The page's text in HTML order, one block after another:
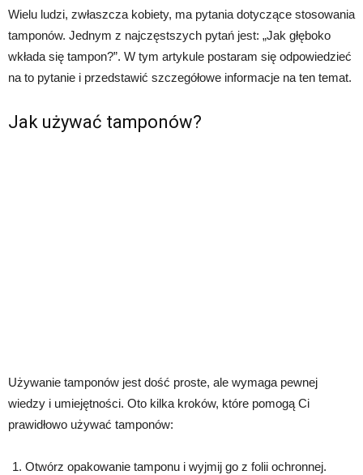
Wielu ludzi, zwłaszcza kobiety, ma pytania dotyczące stosowania
tamponów. Jednym z najczęstszych pytań jest: „Jak głęboko
wkłada się tampon?”. W tym artykule postaram się odpowiedzieć
na to pytanie i przedstawić szczegółowe informacje na ten temat.
Jak używać tamponów?
Używanie tamponów jest dość proste, ale wymaga pewnej
wiedzy i umiejętności. Oto kilka kroków, które pomogą Ci
prawidłowo używać tamponów:
Otwórz opakowanie tamponu i wyjmij go z folii ochronnej.